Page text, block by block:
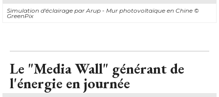
Simulation d'éclairage par Arup - Mur photovoltaïque en Chine ©
GreenPix
Le "Media Wall" générant de
l'énergie en journée